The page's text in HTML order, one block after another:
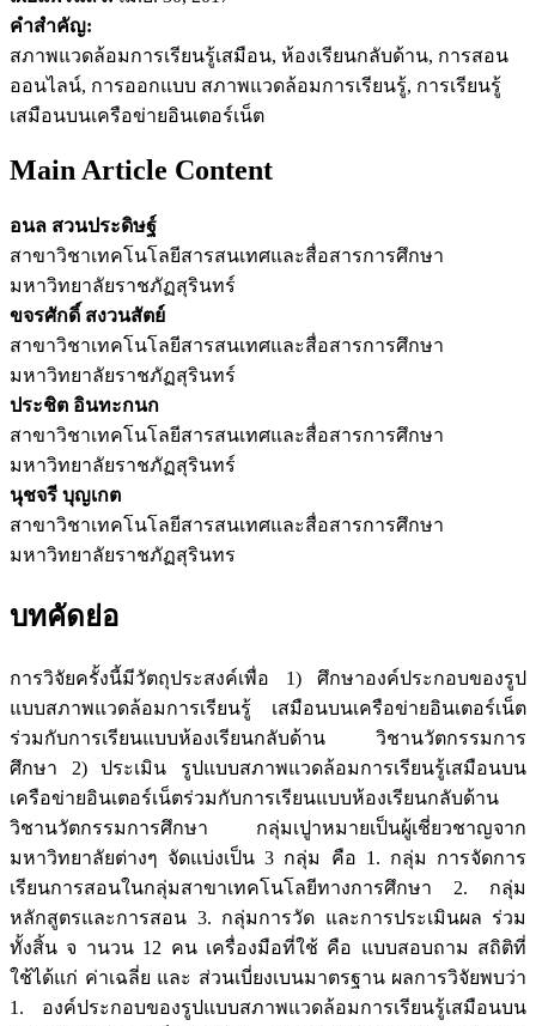
คำสำคัญ:
สภาพแวดล้อมการเรียนรู้เสมือน, ห้องเรียนกลับด้าน, การสอน
ออนไลน์, การออกแบบ สภาพแวดล้อมการเรียนรู้, การเรียนรู้
เสมือนบนเครือข่ายอินเตอร์เน็ต
Main Article Content
อนล สวนประดิษฐ์
สาขาวิชาเทคโนโลยีสารสนเทศและสื่อสารการศึกษา
มหาวิทยาลัยราชภัฏสุรินทร์
ขจรศักดิ์ สงวนสัตย์
สาขาวิชาเทคโนโลยีสารสนเทศและสื่อสารการศึกษา
มหาวิทยาลัยราชภัฏสุรินทร์
ประชิต อินทะกนก
สาขาวิชาเทคโนโลยีสารสนเทศและสื่อสารการศึกษา
มหาวิทยาลัยราชภัฏสุรินทร์
นุชจรี บุญเกต
สาขาวิชาเทคโนโลยีสารสนเทศและสื่อสารการศึกษา
มหาวิทยาลัยราชภัฏสุรินทร
บทคัดย่อ
การวิจัยครั้งนี้มีวัตถุประสงค์เพื่อ 1) ศึกษาองค์ประกอบของรูป
แบบสภาพแวดล้อมการเรียนรู้ เสมือนบนเครือข่ายอินเตอร์เน็ต
ร่วมกับการเรียนแบบห้องเรียนกลับด้าน วิชานวัตกรรมการ
ศึกษา 2) ประเมิน รูปแบบสภาพแวดล้อมการเรียนรู้เสมือนบน
เครือข่ายอินเตอร์เน็ตร่วมกับการเรียนแบบห้องเรียนกลับด้าน
วิชานวัตกรรมการศึกษา กลุ่มเปูาหมายเป็นผู้เชี่ยวชาญจาก
มหาวิทยาลัยต่างๆ จัดแบ่งเป็น 3 กลุ่ม คือ 1. กลุ่ม การจัดการ
เรียนการสอนในกลุ่มสาขาเทคโนโลยีทางการศึกษา 2. กลุ่ม
หลักสูตรและการสอน 3. กลุ่มการวัด และการประเมินผล ร่วม
ทั้งสิ้น จ านวน 12 คน เครื่องมือที่ใช้ คือ แบบสอบถาม สถิติที่
ใช้ได้แก่ ค่าเฉลี่ย และ ส่วนเบี่ยงเบนมาตรฐาน ผลการวิจัยพบว่า
1. องค์ประกอบของรูปแบบสภาพแวดล้อมการเรียนรู้เสมือนบน